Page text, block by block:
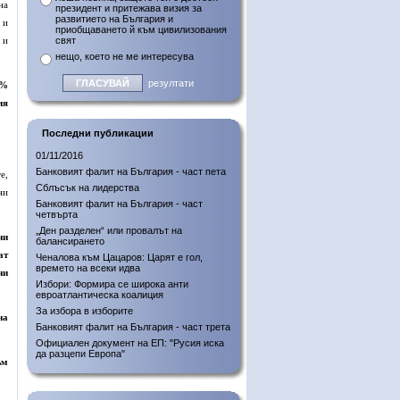
и
и
президент и притежава визия за
развитието на България и
приобщаването й към цивилизования
свят
нещо, което не ме интересува
резултати
Последни публикации
01/11/2016
Банковият фалит на България - част пета
Сблъсък на лидерства
Банковият фалит на България - част
четвърта
„Ден разделен“ или провалът на
балансирането
Ченалова към Цацаров: Царят е гол,
времето на всеки идва
Избори: Формира се широка анти
евроатлантическа коалиция
За избора в изборите
Банковият фалит на България - част трета
Официален документ на ЕП: "Русия иска
да разцепи Европа"